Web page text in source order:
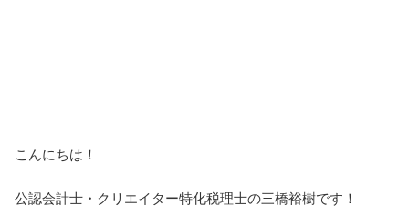
こんにちは！
公認会計士・クリエイター特化税理士の三橋裕樹です！